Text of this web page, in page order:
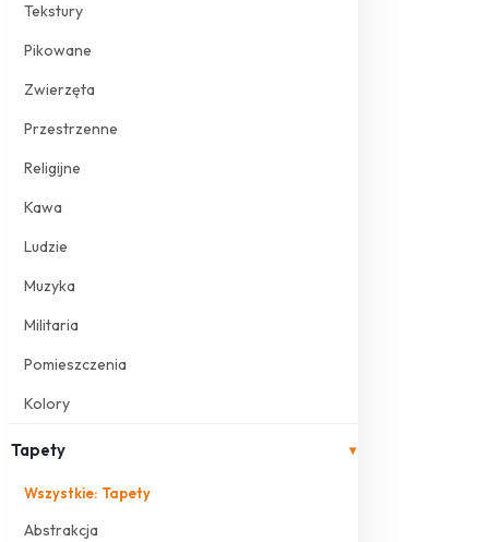
Tekstury
Pikowane
Zwierzęta
Przestrzenne
Religijne
Kawa
Ludzie
Muzyka
Militaria
Pomieszczenia
Kolory
Tapety ▾
Wszystkie: Tapety
Abstrakcja